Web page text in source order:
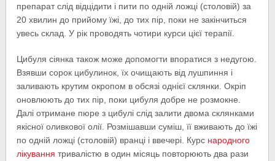
препарат слід відцідити і пити по одній ложці (столовій) за
20 хвилин до прийому їжі, до тих пір, поки не закінчиться
увесь склад. У рік проводять чотири курси цієї терапії.
Цибуля сіянка також може допомогти впоратися з недугою.
Взявши сорок цибулинок, їх очищають від лушпиння і
заливають крутим окропом в обсязі однієї склянки. Окріп
оновлюють до тих пір, поки цибуля добре не розмокне.
Далі отримане пюре з цибулі слід залити двома склянками
якісної оливкової олії. Розмішавши суміш, її вживають до їжі
по одній ложці (столовій) вранці і ввечері. Курс народного
лікування тривалістю в один місяць повторюють два рази